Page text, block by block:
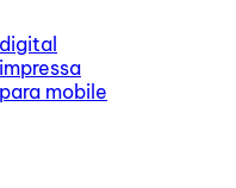
mobile